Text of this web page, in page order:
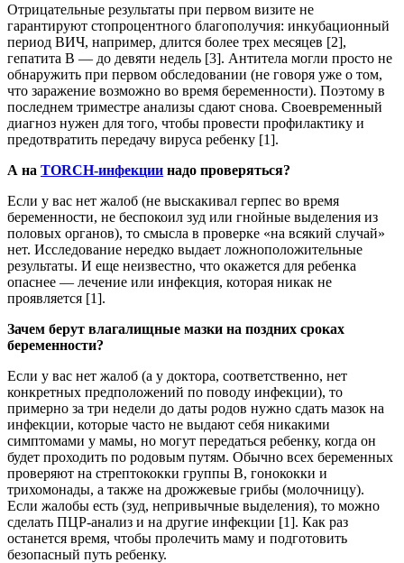
Отрицательные результаты при первом визите не
гарантируют стопроцентного благополучия: инкубационный
период ВИЧ, например, длится более трех месяцев [2],
гепатита В — до девяти недель [3]. Антитела могли просто не
обнаружить при первом обследовании (не говоря уже о том,
что заражение возможно во время беременности). Поэтому в
последнем триместре анализы сдают снова. Своевременный
диагноз нужен для того, чтобы провести профилактику и
предотвратить передачу вируса ребенку [1].
А на TORCH-инфекции надо проверяться?
Если у вас нет жалоб (не выскакивал герпес во время
беременности, не беспокоил зуд или гнойные выделения из
половых органов), то смысла в проверке «на всякий случай»
нет. Исследование нередко выдает ложноположительные
результаты. И еще неизвестно, что окажется для ребенка
опаснее — лечение или инфекция, которая никак не
проявляется [1].
Зачем берут влагалищные мазки на поздних сроках
беременности?
Если у вас нет жалоб (а у доктора, соответственно, нет
конкретных предположений по поводу инфекции), то
примерно за три недели до даты родов нужно сдать мазок на
инфекции, которые часто не выдают себя никакими
симптомами у мамы, но могут передаться ребенку, когда он
будет проходить по родовым путям. Обычно всех беременных
проверяют на стрептококки группы В, гонококки и
трихомонады, а также на дрожжевые грибы (молочницу).
Если жалобы есть (зуд, непривычные выделения), то можно
сделать ПЦР-анализ и на другие инфекции [1]. Как раз
останется время, чтобы пролечить маму и подготовить
безопасный путь ребенку.